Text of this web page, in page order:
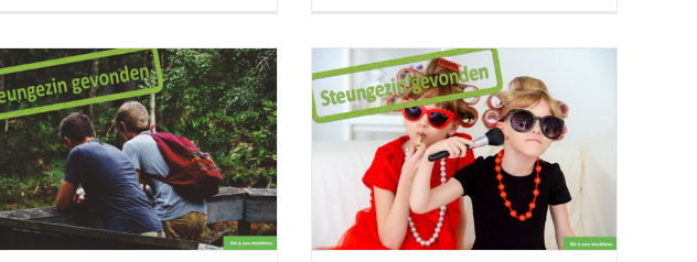
Knutselkoningin (6) zoekt gezellig
gezin voor make-up avonturen